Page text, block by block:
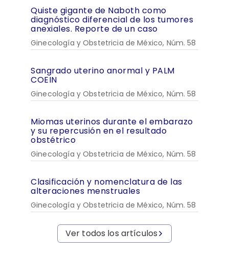
Quiste gigante de Naboth como
diagnóstico diferencial de los tumores
anexiales. Reporte de un caso
Ginecología y Obstetricia de México, Núm. 58
Sangrado uterino anormal y PALM
COEIN
Ginecología y Obstetricia de México, Núm. 58
Miomas uterinos durante el embarazo
y su repercusión en el resultado
obstétrico
Ginecología y Obstetricia de México, Núm. 58
Clasificación y nomenclatura de las
alteraciones menstruales
Ginecología y Obstetricia de México, Núm. 58
Ver todos los artículos